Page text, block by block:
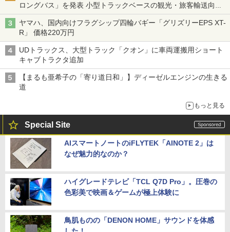
ロングバス」を発表 小型トラックベースの観光・旅客輸送向け
バス
ヤマハ、国内向けフラグシップ四輪バギー「グリズリーEPS XT-
R」 価格220万円
UDトラックス、大型トラック「クオン」に車両運搬用ショート
キャブトラクタ追加
【まるも亜希子の「寄り道日和」】ディーゼルエンジンの生きる
道
もっと見る
Special Site
AIスマートノートのiFLYTEK「AINOTE 2」は
なぜ魅力的なのか？
ハイグレードテレビ「TCL Q7D Pro」。圧巻の
色彩美で映画＆ゲームが極上体験に
鳥肌ものの「DENON HOME」サウンドを体感